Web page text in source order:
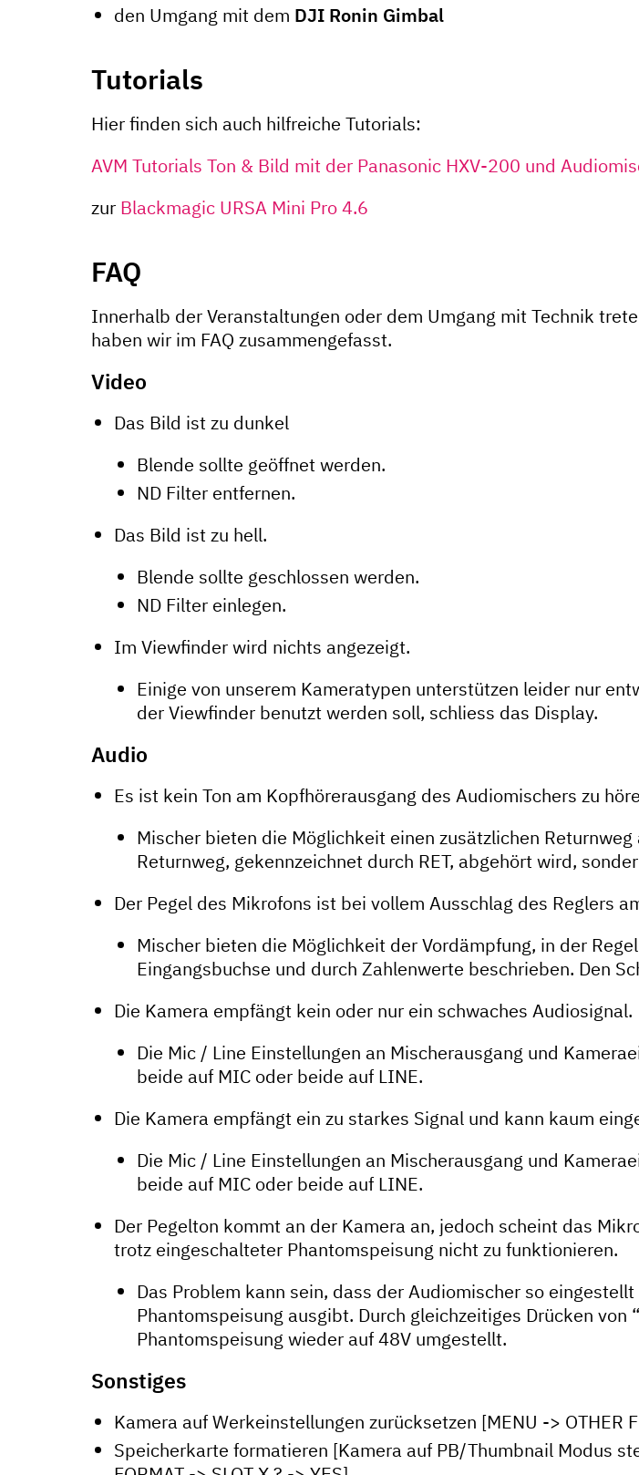
den Umgang mit dem DJI Ronin Gimbal
Tutorials
Hier finden sich auch hilfreiche Tutorials:
AVM Tutorials Ton & Bild mit der Panasonic HXV-200 und
zur Blackmagic URSA Mini Pro 4.6
FAQ
Innerhalb der Veranstaltungen oder dem Umgang mit Technik
haben wir im FAQ zusammengefasst.
Video
Das Bild ist zu dunkel
Blende sollte geöffnet werden.
ND Filter entfernen.
Das Bild ist zu hell.
Blende sollte geschlossen werden.
ND Filter einlegen.
Im Viewfinder wird nichts angezeigt.
Einige von unserem Kameratypen unterstützen leider nur
der Viewfinder benutzt werden soll, schliess das Display.
Audio
Es ist kein Ton am Kopfhörerausgang des Audiomischers zu
Mischer bieten die Möglichkeit einen zusätzlichen
Returnweg, gekennzeichnet durch RET, abgehört wird,
Der Pegel des Mikrofons ist bei vollem Ausschlag des Reglers
Mischer bieten die Möglichkeit der Vordämpfung, in der
Eingangsbuchse und durch Zahlenwerte beschrieben. Den
Die Kamera empfängt kein oder nur ein schwaches Audiosignal.
Die Mic / Line Einstellungen an Mischerausgang und
beide auf MIC oder beide auf LINE.
Die Kamera empfängt ein zu starkes Signal und kann kaum
Die Mic / Line Einstellungen an Mischerausgang und
beide auf MIC oder beide auf LINE.
Der Pegelton kommt an der Kamera an, jedoch scheint das
trotz eingeschalteter Phantomspeisung nicht zu funktionieren.
Das Problem kann sein, dass der Audiomischer so
Phantomspeisung ausgibt. Durch gleichzeitiges Drücken
Phantomspeisung wieder auf 48V umgestellt.
Sonstiges
Kamera auf Werkeinstellungen zurücksetzen [MENU -> OTHER
Speicherkarte formatieren [Kamera auf PB/Thumbnail Modus